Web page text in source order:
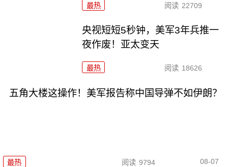
最热 阅读 22709
央视短短5秒钟，美军3年兵推一
夜作废！亚太变天
最热 阅读 18626
五角大楼这操作！美军报告称中国导弹不如伊朗？
最热 阅读 9794 08-07